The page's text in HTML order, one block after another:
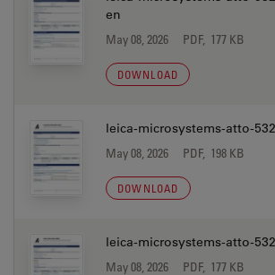
en
May 08, 2026 PDF, 177 KB
DOWNLOAD
leica-microsystems-atto-
May 08, 2026 PDF, 198 KB
DOWNLOAD
leica-microsystems-atto-
May 08, 2026 PDF, 177 KB